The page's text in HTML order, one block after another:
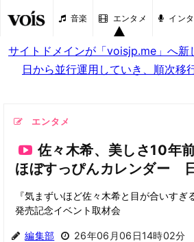
音楽 エンタメ イン
サイトドメインが「voisjp.me」へ新
日から並行運用していき、順次移
エンタメ
佐々木希、美しさ10年
ほぼすっぴんカレンダー
『気まずいほど佐々木希と目が合いすぎ
発売記念イベント取材会
編集部 26年06月06日14時02分